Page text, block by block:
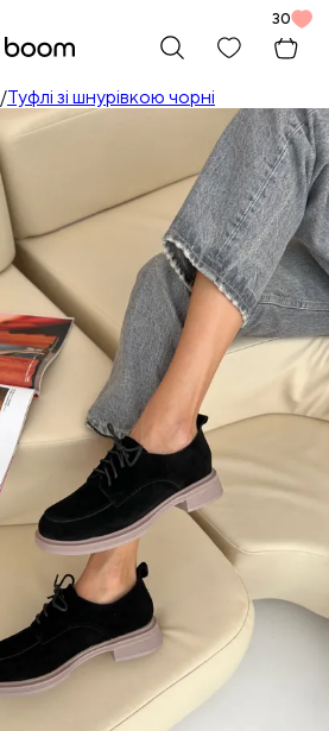
/Туфлі зі шнурівкою чорні
30